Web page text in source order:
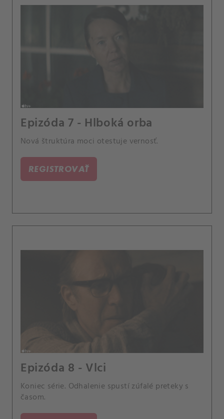
Epizóda 7 - Hlboká orba
Nová štruktúra moci otestuje vernosť.
REGISTROVAŤ
Epizóda 8 - Vlci
Koniec série. Odhalenie spustí zúfalé preteky s
časom.